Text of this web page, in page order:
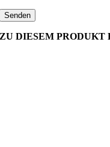
ZU DIESEM PRODUKT